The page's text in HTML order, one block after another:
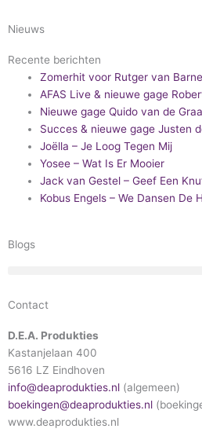
Nieuws
Recente berichten
Zomerhit voor Rutger van
AFAS Live & nieuwe gage
Nieuwe gage Quido van de
Succes & nieuwe gage Justen
Joëlla – Je Loog Tegen Mij
Yosee – Wat Is Er Mooier
Jack van Gestel – Geef Een
Kobus Engels – We Dansen De
Blogs
Contact
D.E.A. Produkties
Kastanjelaan 400
5616 LZ Eindhoven
info@deaprodukties.nl (algemeen)
boekingen@deaprodukties.nl
www.deaprodukties.nl